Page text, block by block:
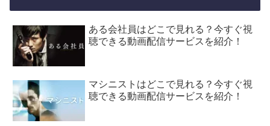
ある会社員はどこで見れる？今すぐ視
聴できる動画配信サービスを紹介！
マシニストはどこで見れる？今すぐ視
聴できる動画配信サービスを紹介！